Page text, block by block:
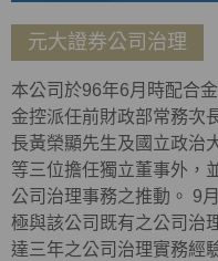
元大證券公司治理
本公司於96年6月時配合
金控派任前財政部常務次
長黃榮顯先生及國立政治
等三位擔任獨立董事外，
公司治理事務之推動。 9
極與該公司既有之公司治
達三年之公司治理實務經